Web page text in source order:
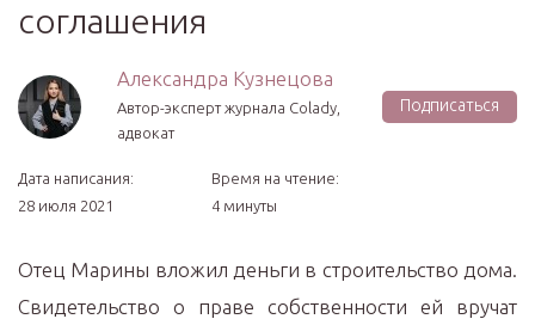
соглашения
Александра Кузнецова
Автор-эксперт журнала Сolady,
адвокат
Подписаться
Дата написания:
28 июля 2021
Время на чтение:
4 минуты
Отец Марины вложил деньги в строительство дома.
Свидетельство о праве собственности ей вручат